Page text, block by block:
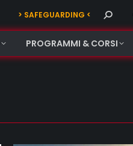
> SAFEGUARDING < Search:
PROGRAMMI & CORSI